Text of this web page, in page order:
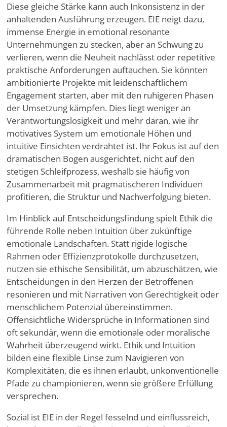
Diese gleiche Stärke kann auch Inkonsistenz in der
anhaltenden Ausführung erzeugen. EIE neigt dazu,
immense Energie in emotional resonante
Unternehmungen zu stecken, aber an Schwung zu
verlieren, wenn die Neuheit nachlässt oder repetitive
praktische Anforderungen auftauchen. Sie könnten
ambitionierte Projekte mit leidenschaftlichem
Engagement starten, aber mit den ruhigeren Phasen
der Umsetzung kämpfen. Dies liegt weniger an
Verantwortungslosigkeit und mehr daran, wie ihr
motivatives System um emotionale Höhen und
intuitive Einsichten verdrahtet ist. Ihr Fokus ist auf den
dramatischen Bogen ausgerichtet, nicht auf den
stetigen Schleifprozess, weshalb sie häufig von
Zusammenarbeit mit pragmatischeren Individuen
profitieren, die Struktur und Nachverfolgung bieten.
Im Hinblick auf Entscheidungsfindung spielt Ethik die
führende Rolle neben Intuition über zukünftige
emotionale Landschaften. Statt rigide logische
Rahmen oder Effizienzprotokolle durchzusetzen,
nutzen sie ethische Sensibilität, um abzuschätzen, wie
Entscheidungen in den Herzen der Betroffenen
resonieren und mit Narrativen von Gerechtigkeit oder
menschlichem Potenzial übereinstimmen.
Offensichtliche Widersprüche in Informationen sind
oft sekundär, wenn die emotionale oder moralische
Wahrheit überzeugend wirkt. Ethik und Intuition
bilden eine flexible Linse zum Navigieren von
Komplexitäten, die es ihnen erlaubt, unkonventionelle
Pfade zu championieren, wenn sie größere Erfüllung
versprechen.
Sozial ist EIE in der Regel fesselnd und einflussreich,